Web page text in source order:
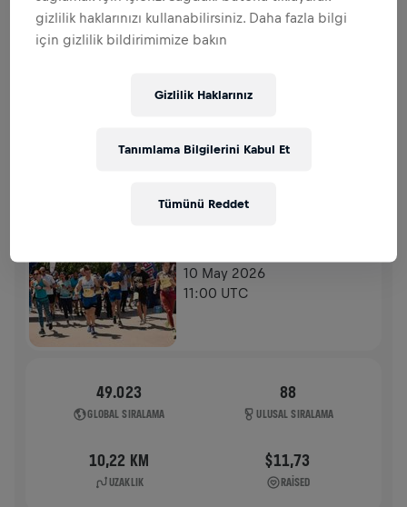
BAĞIŞLAR
10 May 2026
11:00 UTC
49.023
GLOBAL SIRALAMA
88
ULUSAL SIRALAMA
10,22 KM
UZAKLIK
$11,73
RAISED
gizlilik haklarınızı kullanabilirsiniz. Daha fazla bilgi
için gizlilik bildirimimize bakın
Gizlilik Haklarınız
Tümünü Reddet
Tanımlama Bilgilerini Kabul Et